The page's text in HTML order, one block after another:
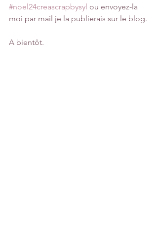
#noel24creascrapbysyl ou envoyez-la
moi par mail je la publierais sur le blog.
A bientôt.